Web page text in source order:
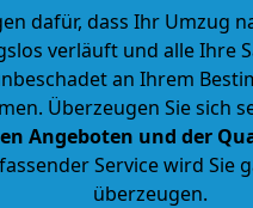
dafür, dass Ihr Umzug
verläuft und alle Ihre
an Ihrem
Überzeugen Sie sich
Angeboten und der
Service wird Sie
überzeugen.